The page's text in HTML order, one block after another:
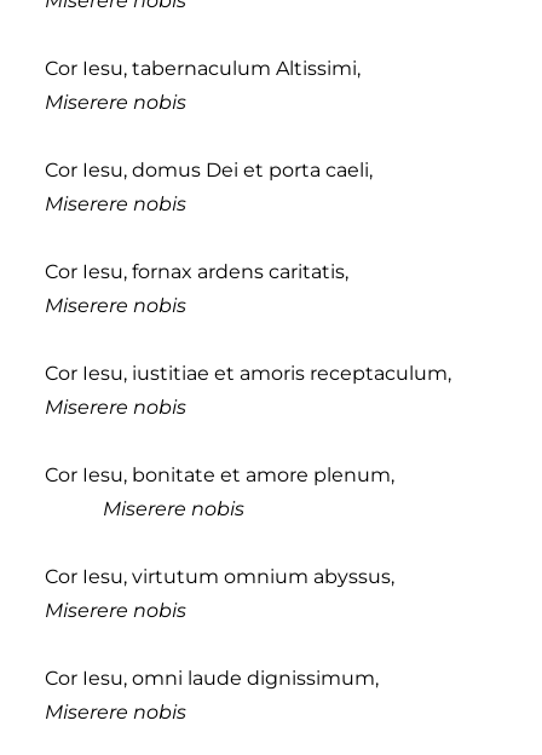
Cor Iesu, tabernaculum Altissimi,
Miserere nobis
Cor Iesu, domus Dei et porta caeli,
Miserere nobis
Cor Iesu, fornax ardens caritatis,
Miserere nobis
Cor Iesu, iustitiae et amoris receptaculum,
Miserere nobis
Cor Iesu, bonitate et amore plenum,
Miserere nobis
Cor Iesu, virtutum omnium abyssus,
Miserere nobis
Cor Iesu, omni laude dignissimum,
Miserere nobis